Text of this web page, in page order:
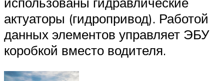
актуаторы (гидропривод). Работой
данных элементов управляет ЭБУ
коробкой вместо водителя.